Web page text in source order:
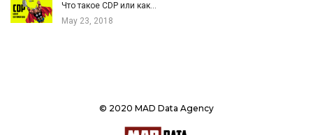
Что такое CDP или как…
May 23, 2018
© 2020 MAD Data Agency